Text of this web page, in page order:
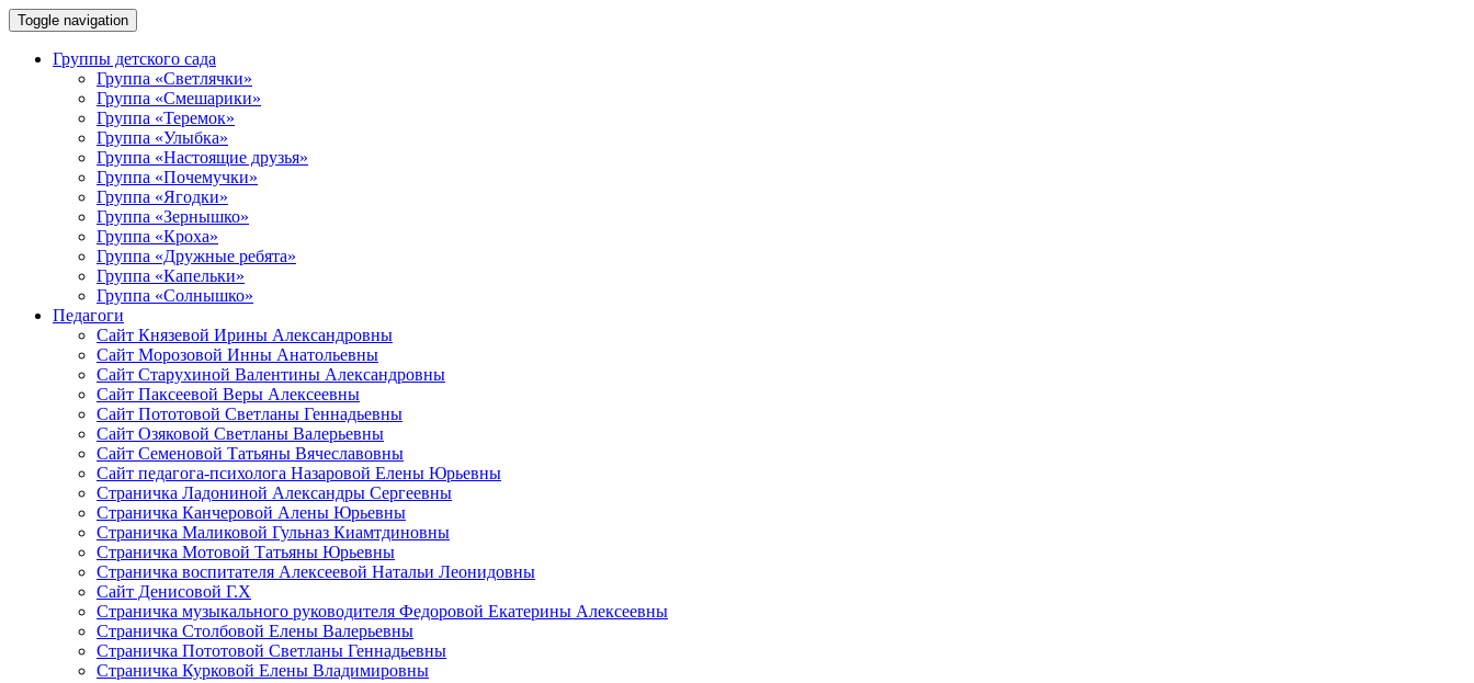
Toggle navigation
Группы детского сада
Группа «Светлячки»
Группа «Смешарики»
Группа «Теремок»
Группа «Улыбка»
Группа «Настоящие друзья»
Группа «Почемучки»
Группа «Ягодки»
Группа «Зернышко»
Группа «Кроха»
Группа «Дружные ребята»
Группа «Капельки»
Группа «Солнышко»
Педагоги
Сайт Князевой Ирины Александровны
Сайт Морозовой Инны Анатольевны
Сайт Старухиной Валентины Александровны
Сайт Паксеевой Веры Алексеевны
Сайт Пототовой Светланы Геннадьевны
Сайт Озяковой Светланы Валерьевны
Сайт Семеновой Татьяны Вячеславовны
Сайт педагога-психолога Назаровой Елены Юрьевны
Страничка Ладониной Александры Сергеевны
Страничка Канчеровой Алены Юрьевны
Страничка Маликовой Гульназ Киамтдиновны
Страничка Мотовой Татьяны Юрьевны
Cтраничка воспитателя Алексеевой Натальи Леонидовны
Сайт Денисовой Г.Х
Страничка музыкального руководителя Федоровой Екатерины Алексеевны
Страничка Столбовой Елены Валерьевны
Страничка Пототовой Светланы Геннадьевны
Страничка Курковой Елены Владимировны